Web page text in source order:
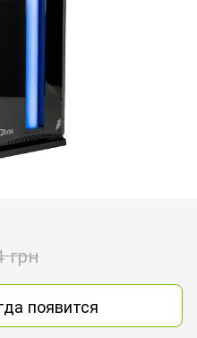
грн
появится